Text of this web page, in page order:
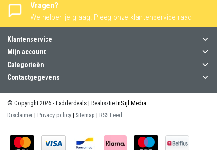
Vragen?
We helpen je graag. Pleeg onze klantenservice raad
Klantenservice
Mijn account
Categorieën
Contactgegevens
© Copyright 2026 - Ladderdeals | Realisatie InStijl Media
Disclaimer | Privacy policy | Sitemap | RSS Feed